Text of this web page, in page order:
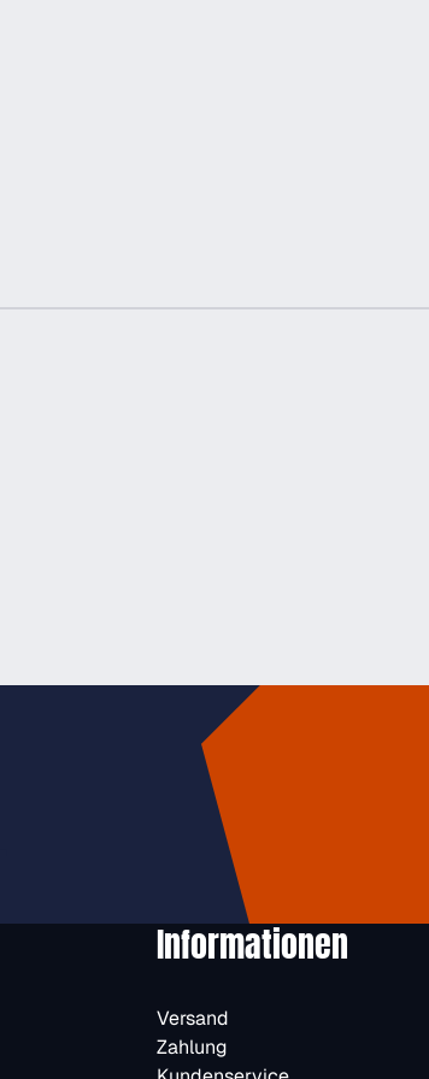
Informationen
Versand
Zahlung